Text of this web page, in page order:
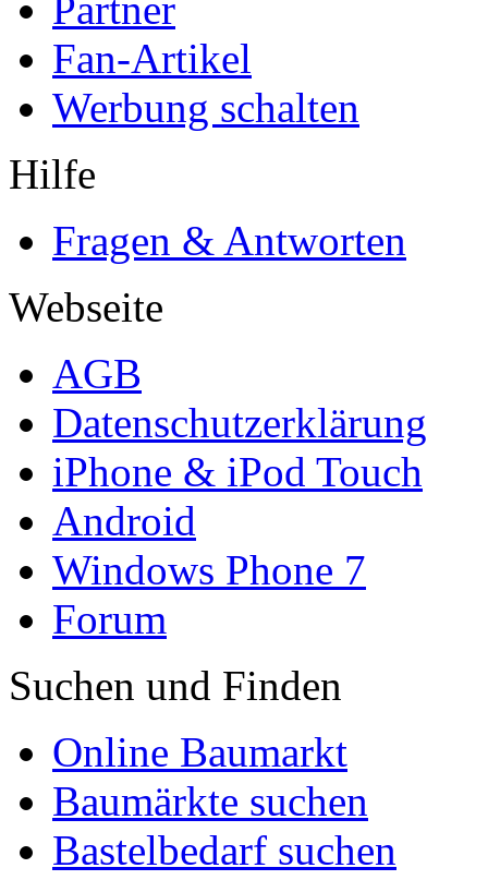
Fan-Artikel
Werbung schalten
Hilfe
Fragen & Antworten
Webseite
AGB
Datenschutzerklärung
iPhone & iPod Touch
Android
Windows Phone 7
Forum
Suchen und Finden
Online Baumarkt
Baumärkte suchen
Bastelbedarf suchen